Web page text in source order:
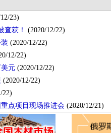
23)
查获！
(2020/12/22)
(2020/12/22)
12/22)
元 (2020/12/22)
(2020/12/22)
22)
点项目现场推进会 (2020/12/21)